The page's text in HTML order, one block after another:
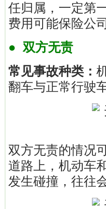
任归属，一定第
费用可能保险公
● 双方无责
常见事故种类：
翻车与正常行驶
双方无责的情况
道路上，机动车
发生碰撞，往往